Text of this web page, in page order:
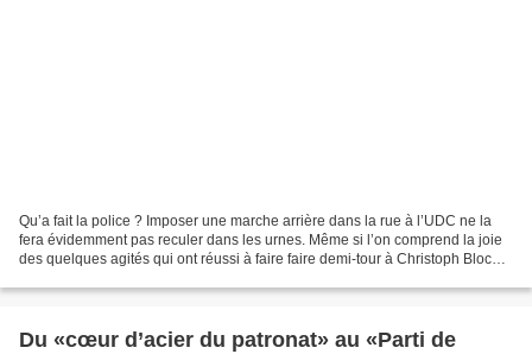
Qu’a fait la police ? Imposer une marche arrière dans la rue à l’UDC ne la
fera évidemment pas reculer dans les urnes. Même si l’on comprend la joie
des quelques agités qui ont réussi à faire faire demi-tour à Christoph Blocher
Du «cœur d’acier du patronat» au «Parti de